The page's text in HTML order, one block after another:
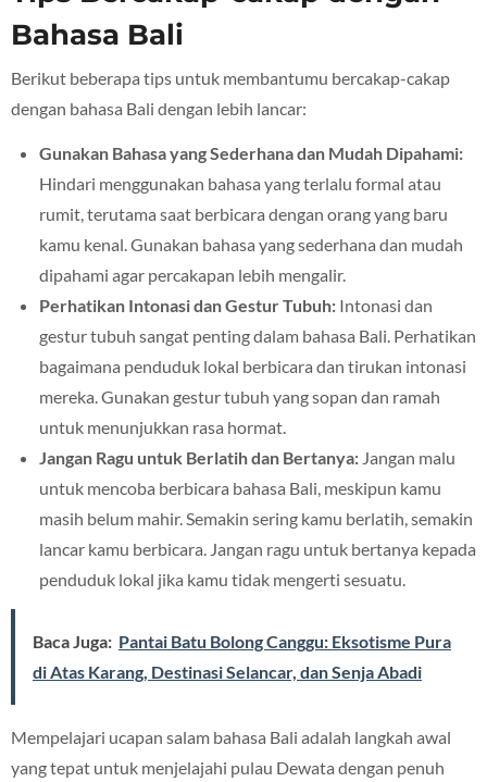
Bahasa Bali
Berikut beberapa tips untuk membantumu bercakap-cakap
dengan bahasa Bali dengan lebih lancar:
Gunakan Bahasa yang Sederhana dan Mudah Dipahami:
Hindari menggunakan bahasa yang terlalu formal atau
rumit, terutama saat berbicara dengan orang yang baru
kamu kenal. Gunakan bahasa yang sederhana dan mudah
dipahami agar percakapan lebih mengalir.
Perhatikan Intonasi dan Gestur Tubuh: Intonasi dan
gestur tubuh sangat penting dalam bahasa Bali. Perhatikan
bagaimana penduduk lokal berbicara dan tirukan intonasi
mereka. Gunakan gestur tubuh yang sopan dan ramah
untuk menunjukkan rasa hormat.
Jangan Ragu untuk Berlatih dan Bertanya: Jangan malu
untuk mencoba berbicara bahasa Bali, meskipun kamu
masih belum mahir. Semakin sering kamu berlatih, semakin
lancar kamu berbicara. Jangan ragu untuk bertanya kepada
penduduk lokal jika kamu tidak mengerti sesuatu.
Baca Juga: Pantai Batu Bolong Canggu: Eksotisme Pura
di Atas Karang, Destinasi Selancar, dan Senja Abadi
Mempelajari ucapan salam bahasa Bali adalah langkah awal
yang tepat untuk menjelajahi pulau Dewata dengan penuh